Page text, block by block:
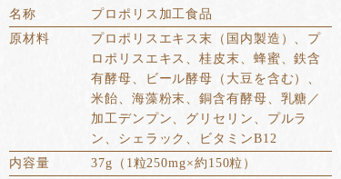
名称
プロポリス加工食品
原材料
プロポリスエキス末（国内製造）、プ
ロポリスエキス、桂皮末、蜂蜜、鉄含
有酵母、ビール酵母（大豆を含む）、
米飴、海藻粉末、銅含有酵母、乳糖／
加工デンプン、グリセリン、プルラ
ン、シェラック、ビタミンB12
内容量
37g（1粒250mg×約150粒）